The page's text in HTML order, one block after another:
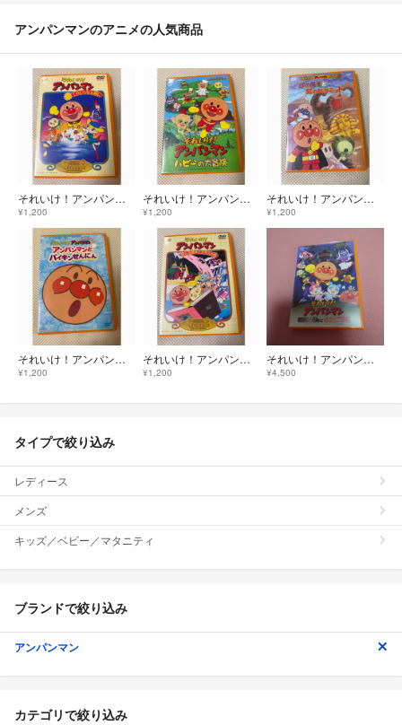
アンパンマンのアニメの人気商品
それいけ！アンパンマン てのひらを太陽に DVD
¥1,200
それいけ！アンパンマン ハピーの大冒険 DVD
¥1,200
それいけ！アンパンマン ザ・ベスト 砂の魔王と虹のピラミッド DVD
¥1,200
それいけ！アンパンマン ぴかぴかコレクション アンパンマンとバイキンせんにん DVD
¥1,200
それいけ！アンパンマン 空とぶ絵本とガラスの靴 DVD
¥1,200
それいけ！アンパンマン だだんだんとふたごの星 DVD
¥4,500
タイプで絞り込み
レディース
メンズ
キッズ／ベビー／マタニティ
ブランドで絞り込み
アンパンマン
カテゴリで絞り込み